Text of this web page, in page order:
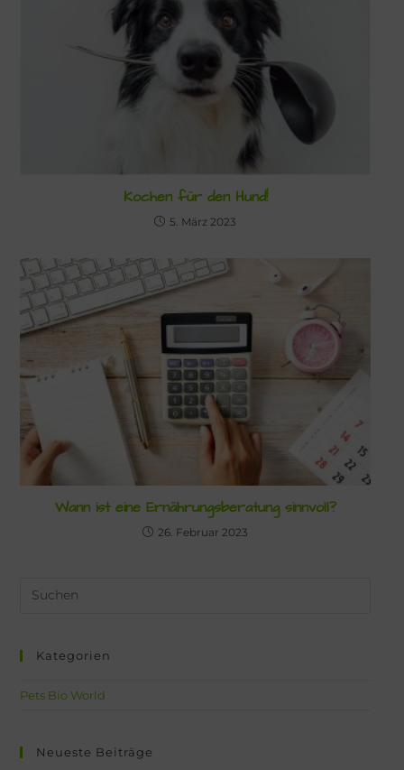
Kochen für den Hund!
5. März 2023
Wann ist eine Ernährungsberatung sinnvoll?
26. Februar 2023
Kategorien
Pets Bio World
Neueste Beiträge